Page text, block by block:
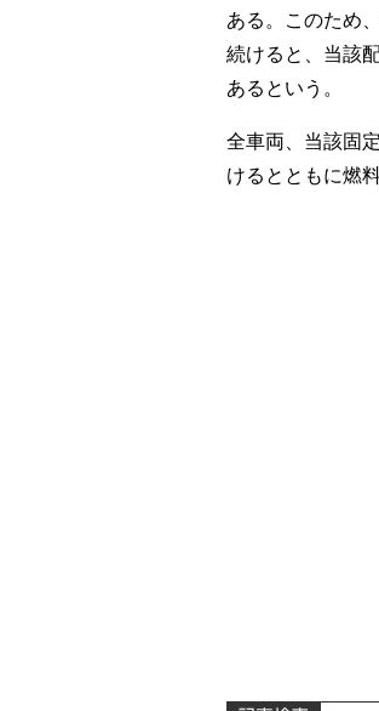
ある。このため
続けると、当該
あるという。
全車両、当該固
けるとともに燃